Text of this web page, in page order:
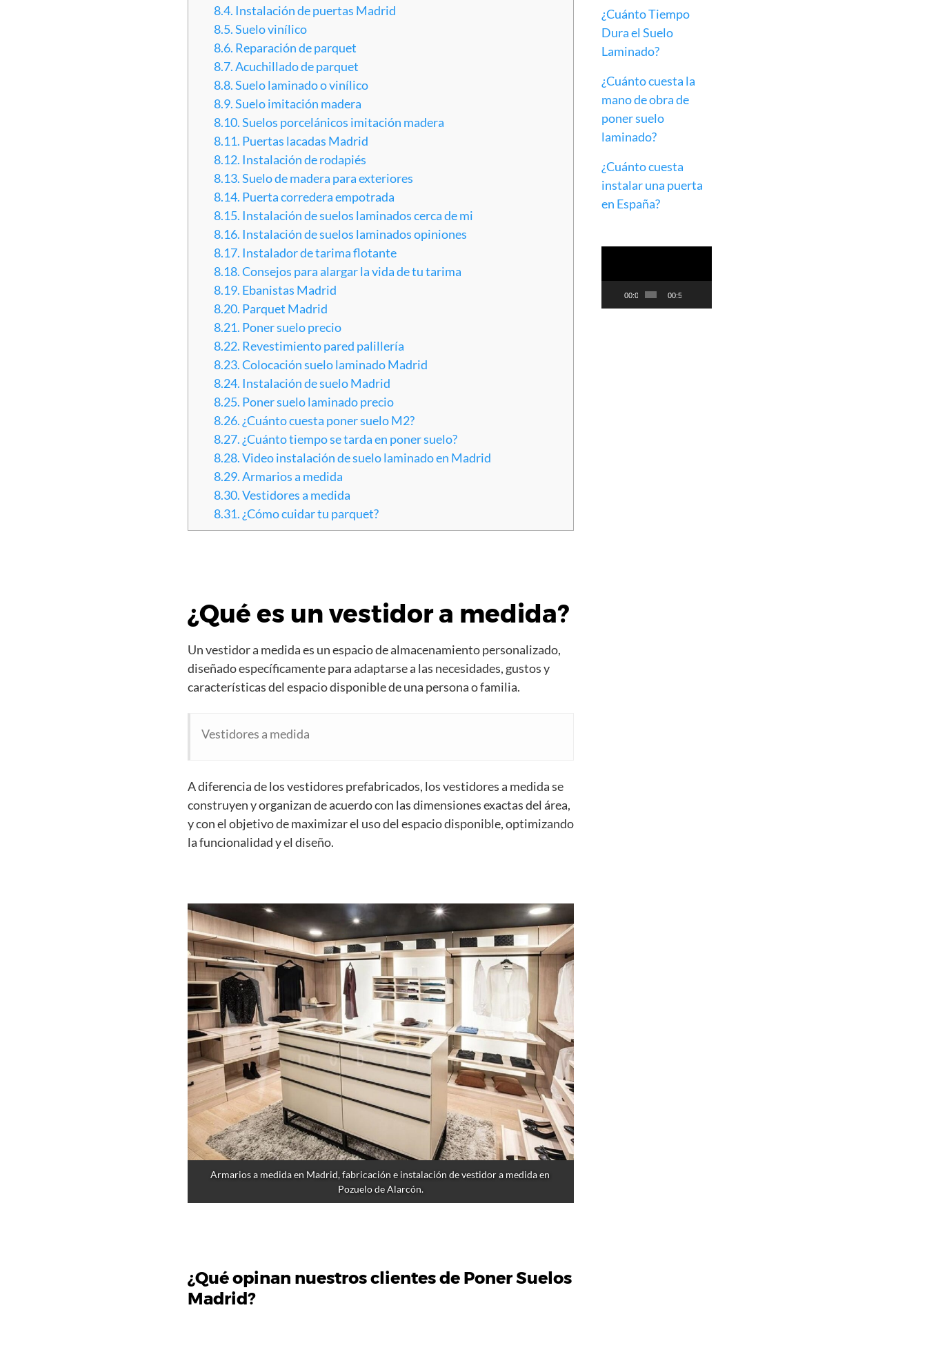
8.4. Instalación de puertas Madrid
8.5.Suelo vinílico
8.6. Reparación de parquet
8.7.Acuchillado de parquet
8.8.Suelo laminado o vinílico
8.9.Suelo imitación madera
8.10.Suelos porcelánicos imitación madera
8.11. Puertas lacadas Madrid
8.12. Instalación de rodapiés
8.13.Suelo de madera para exteriores
8.14. Puerta corredera empotrada
8.15. Instalación de suelos laminados cerca de mi
8.16. Instalación de suelos laminados opiniones
8.17. Instalador de tarima flotante
8.18.Consejos para alargar la vida de tu tarima
8.19. Ebanistas Madrid
8.20. Parquet Madrid
8.21. Poner suelo precio
8.22. Revestimiento pared palillería
8.23.Colocación suelo laminado Madrid
8.24. Instalación de suelo Madrid
8.25. Poner suelo laminado precio
8.26. ¿Cuánto cuesta poner suelo M2?
8.27. ¿Cuánto tiempo se tarda en poner suelo?
8.28.Video instalación de suelo laminado en Madrid
8.29.Armarios a medida
8.30.Vestidores a medida
8.31. ¿Cómo cuidar tu parquet?
¿Qué es un vestidor a medida?
Un vestidor a medida es un espacio de almacenamiento personalizado,
diseñado específicamente para adaptarse a las necesidades, gustos y
características del espacio disponible de una persona o familia.
Vestidores a medida
A diferencia de los vestidores prefabricados, los vestidores a medida se
construyen y organizan de acuerdo con las dimensiones exactas del área,
y con el objetivo de maximizar el uso del espacio disponible, optimizando
la funcionalidad y el diseño.
Armarios a medida en Madrid, fabricación e instalación de vestidor a medida en
Pozuelo de Alarcón.
¿Qué opinan nuestros clientes de Poner Suelos
Madrid?
¿Cuánto Tiempo
Dura el Suelo
Laminado?
¿Cuánto cuesta la
mano de obra de
poner suelo
laminado?
¿Cuánto cuesta
instalar una puerta
en España?
00:00 00:55